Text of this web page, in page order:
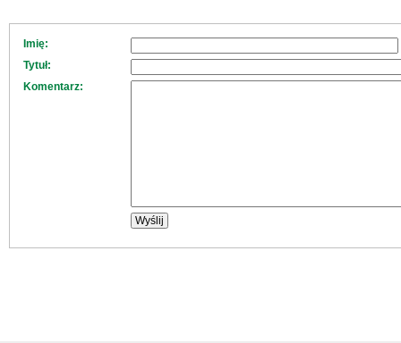
Imię:
Tytuł:
Komentarz: